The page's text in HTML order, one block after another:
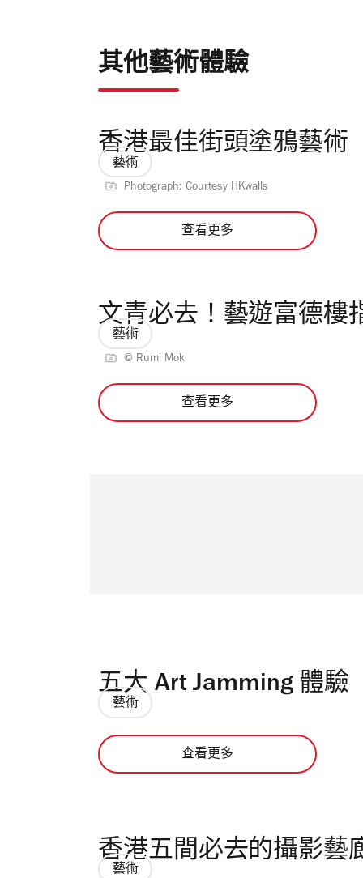
其他藝術體驗
香港最佳街頭塗鴉藝術
藝術
Photograph: Courtesy HKwalls
查看更多
文青必去！藝遊富德樓
藝術
© Rumi Mok
查看更多
五大 Art Jamming 體驗
藝術
查看更多
香港五間必去的攝影藝
藝術